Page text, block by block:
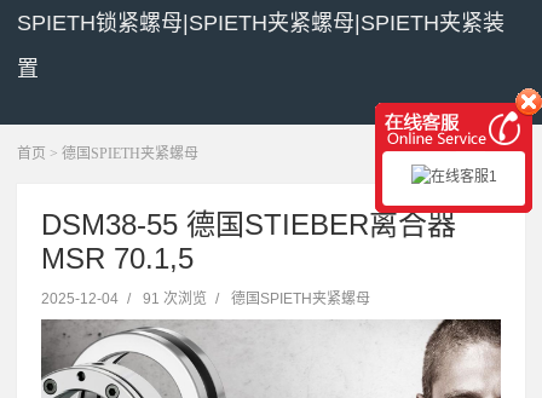
SPIETH锁紧螺母|SPIETH夹紧螺母|SPIETH夹紧装
置
展开菜单
首页 > 德国SPIETH夹紧螺母
DSM38-55 德国STIEBER离合器
MSR 70.1,5
2025-12-04 / 91 次浏览 / 德国SPIETH夹紧螺母